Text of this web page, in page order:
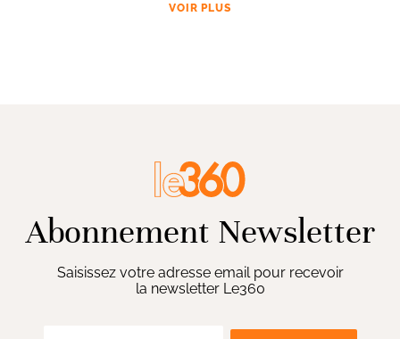
VOIR PLUS
Abonnement Newsletter
Saisissez votre adresse email pour recevoir
la newsletter Le360